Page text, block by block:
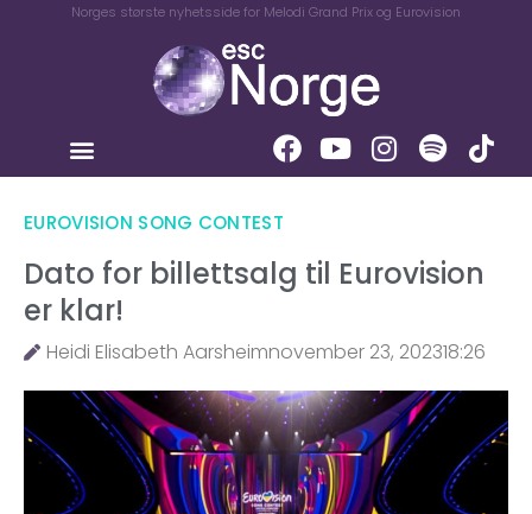
Norges største nyhetsside for Melodi Grand Prix og Eurovision
EUROVISION SONG CONTEST
Dato for billettsalg til Eurovision
er klar!
Heidi Elisabeth Aarsheimnovember 23, 202318:26